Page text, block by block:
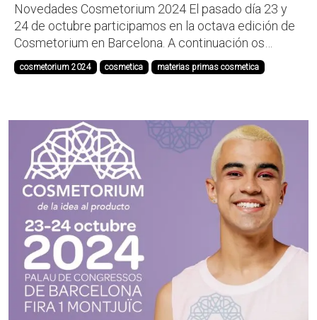
Novedades Cosmetorium 2024 El pasado día 23 y
24 de octubre participamos en la octava edición de
Cosmetorium en Barcelona. A continuación os
presentamos las novedades de nuestro portfolio:
Ethylhexylglycerin de origen natural: Adeka Nol EHG
cosmetorium 2024 cosmetica materias primas cosmetica